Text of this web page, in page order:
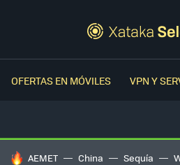
OFERTAS EN MÓVILES VPN Y
HOY SE HABLA DE
AEMET China Sequía